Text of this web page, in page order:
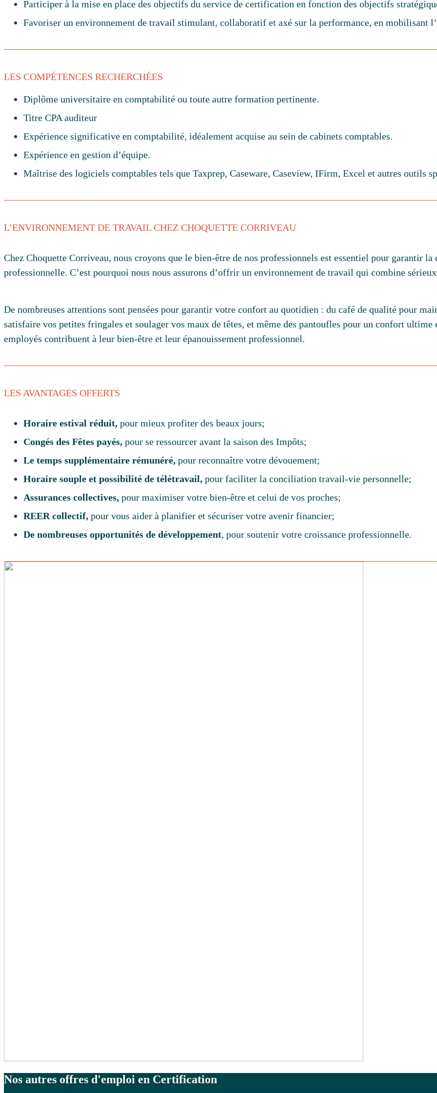
Participer à la mise en place des objectifs du service de certification en fonction des objectifs
Favoriser un environnement de travail stimulant, collaboratif et axé sur la performance, en mobilisant
LES COMPÉTENCES RECHERCHÉES
Diplôme universitaire en comptabilité ou toute autre formation pertinente.
Titre CPA auditeur
Expérience significative en comptabilité, idéalement acquise au sein de cabinets comptables.
Expérience en gestion d’équipe.
Maîtrise des logiciels comptables tels que Taxprep, Caseware, Caseview, IFirm, Excel et autres outils
L’ENVIRONNEMENT DE TRAVAIL CHEZ CHOQUETTE CORRIVEAU
Chez Choquette Corriveau, nous croyons que le bien-être de nos professionnels est essentiel pour garantir
professionnelle. C’est pourquoi nous nous assurons d’offrir un environnement de travail qui combine
De nombreuses attentions sont pensées pour garantir votre confort au quotidien : du café de qualité pour
satisfaire vos petites fringales et soulager vos maux de têtes, et même des pantoufles pour un confort
employés contribuent à leur bien-être et leur épanouissement professionnel.
LES AVANTAGES OFFERTS
Horaire estival réduit, pour mieux profiter des beaux jours;
Congés des Fêtes payés, pour se ressourcer avant la saison des Impôts;
Le temps supplémentaire rémunéré, pour reconnaître votre dévouement;
Horaire souple et possibilité de télétravail, pour faciliter la conciliation travail-vie personnelle;
Assurances collectives, pour maximiser votre bien-être et celui de vos proches;
REER collectif, pour vous aider à planifier et sécuriser votre avenir financier;
De nombreuses opportunités de développement, pour soutenir votre croissance professionnelle.
Nos autres offres d'emploi en Certification